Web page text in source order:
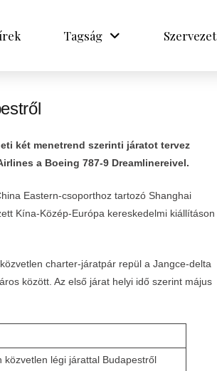
Tagság Szervezet
két menetrend szerinti járatot tervez
a Boeing 787-9 Dreamlinereivel.
Eastern-csoporthoz tartozó Shanghai
Kína-Közép-Európa kereskedelmi kiállításon
charter-járatpár repül a Jangce-delta
között. Az első járat helyi idő szerint május
légi járattal Budapestről